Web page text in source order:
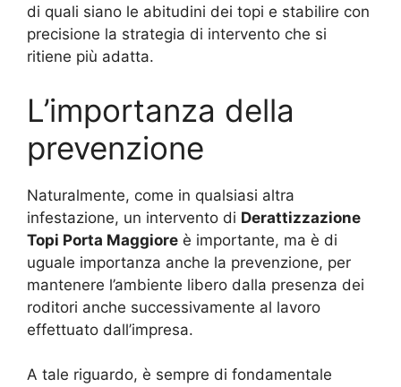
di quali siano le abitudini dei topi e stabilire con
precisione la strategia di intervento che si
ritiene più adatta.
L’importanza della
prevenzione
Naturalmente, come in qualsiasi altra
infestazione, un intervento di Derattizzazione
Topi Porta Maggiore è importante, ma è di
uguale importanza anche la prevenzione, per
mantenere l’ambiente libero dalla presenza dei
roditori anche successivamente al lavoro
effettuato dall’impresa.
A tale riguardo, è sempre di fondamentale